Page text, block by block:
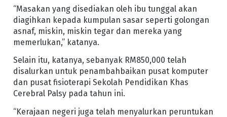
“Masakan yang disediakan oleh ibu tunggal akan
diagihkan kepada kumpulan sasar seperti golongan
asnaf, miskin, miskin tegar dan mereka yang
memerlukan,” katanya.
Selain itu, katanya, sebanyak RM850,000 telah
disalurkan untuk penambahbaikan pusat komputer
dan pusat fisioterapi Sekolah Pendidikan Khas
Cerebral Palsy pada tahun ini.
“Kerajaan negeri juga telah menyalurkan peruntukan